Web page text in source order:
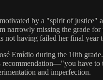
by a "spirit of
missing the grade
not having failed her final year
Emídio during the 10th
have
and imperfection.